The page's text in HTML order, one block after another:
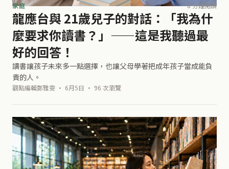
家庭 8 分鐘閱讀
龍應台與 21歲兒子的對話：「我為什
麼要求你讀書？」——這是我聽過最
好的回答！
讀書讓孩子未來多一點選擇，也讓父母學著把成年孩子當成能負
責的人。
觀點編輯鄭雅雯 · 6月5日 · 96 次瀏覽